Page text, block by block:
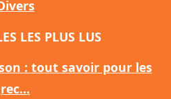
LES PLUS LUS
: tout savoir pour les
rec...